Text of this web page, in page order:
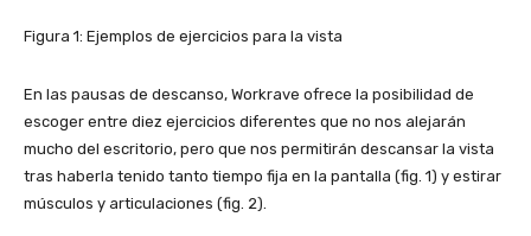
Figura 1: Ejemplos de ejercicios para la vista
En las pausas de descanso, Workrave ofrece la posibilidad de
escoger entre diez ejercicios diferentes que no nos alejarán
mucho del escritorio, pero que nos permitirán descansar la vista
tras haberla tenido tanto tiempo fija en la pantalla (fig. 1) y estirar
músculos y articulaciones (fig. 2).